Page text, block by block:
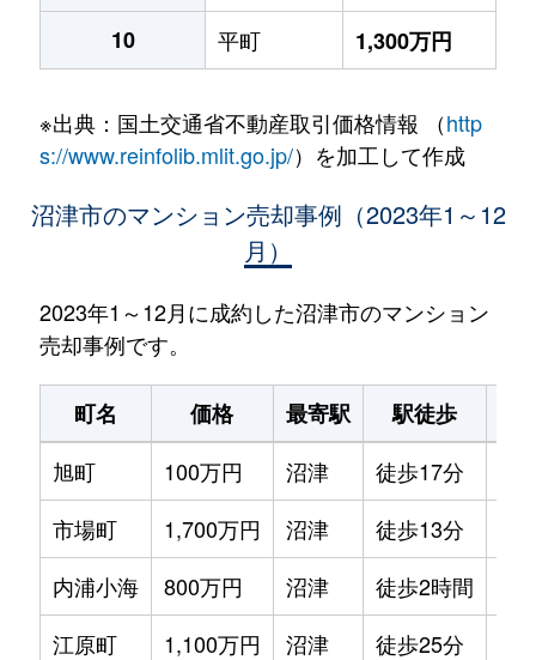
10
平町 1,300万円
※出典：国土交通省不動産取引価格情報 （http
s://www.reinfolib.mlit.go.jp/）を加工して作成
沼津市のマンション売却事例（2023年1～12
月）
2023年1～12月に成約した沼津市のマンション
売却事例です。
町名 価格 最寄駅 駅徒歩
旭町
100万円 沼津 徒歩17分
市場町
1,700万円 沼津 徒歩13分
内浦小海
800万円 沼津 徒歩2時間
江原町
1,100万円 沼津 徒歩25分